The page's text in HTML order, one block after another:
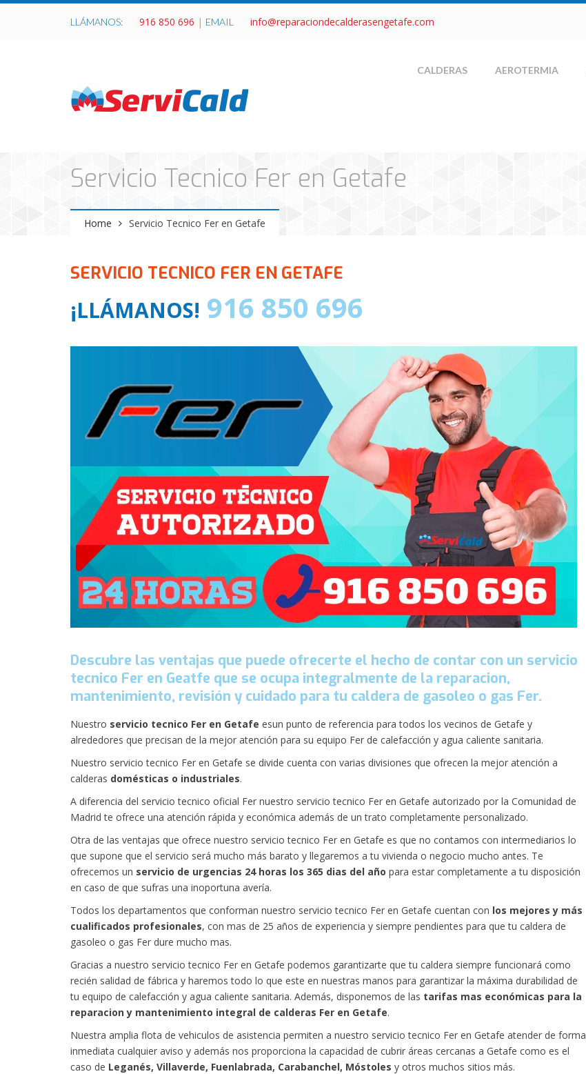
LLÁMANOS: 916 850 696 | EMAIL info@reparaciondecalderasengetafe.com
CALDERAS AEROTERMIA
Servicio Tecnico Fer en Getafe
Home Servicio Tecnico Fer en Getafe
SERVICIO TECNICO FER EN GETAFE
¡LLÁMANOS! 916 850 696
Descubre las ventajas que puede ofrecerte el hecho de contar con un servicio
tecnico Fer en Geatfe que se ocupa integralmente de la reparacion,
mantenimiento, revisión y cuidado para tu caldera de gasoleo o gas Fer.
Nuestro servicio tecnico Fer en Getafe esun punto de referencia para todos los vecinos de Getafe y
alrededores que precisan de la mejor atención para su equipo Fer de calefacción y agua caliente sanitaria.
Nuestro servicio tecnico Fer en Getafe se divide cuenta con varias divisiones que ofrecen la mejor atención a
calderas domésticas o industriales.
A diferencia del servicio tecnico oficial Fer nuestro servicio tecnico Fer en Getafe autorizado por la Comunidad de
Madrid te ofrece una atención rápida y económica además de un trato completamente personalizado.
Otra de las ventajas que ofrece nuestro servicio tecnico Fer en Getafe es que no contamos con intermediarios lo
que supone que el servicio será mucho más barato y llegaremos a tu vivienda o negocio mucho antes. Te
ofrecemos un servicio de urgencias 24 horas los 365 dias del año para estar completamente a tu disposición
en caso de que sufras una inoportuna avería.
Todos los departamentos que conforman nuestro servicio tecnico Fer en Getafe cuentan con los mejores y más
cualificados profesionales, con mas de 25 años de experiencia y siempre pendientes para que tu caldera de
gasoleo o gas Fer dure mucho mas.
Gracias a nuestro servicio tecnico Fer en Getafe podemos garantizarte que tu caldera siempre funcionará como
recién salidad de fábrica y haremos todo lo que este en nuestras manos para garantizar la máxima durabilidad de
tu equipo de calefacción y agua caliente sanitaria. Además, disponemos de las tarifas mas económicas para la
reparacion y mantenimiento integral de calderas Fer en Getafe.
Nuestra amplia flota de vehiculos de asistencia permiten a nuestro servicio tecnico Fer en Getafe atender de forma
inmediata cualquier aviso y además nos proporciona la capacidad de cubrir áreas cercanas a Getafe como es el
caso de Leganés, Villaverde, Fuenlabrada, Carabanchel, Móstoles y otros muchos sitios más.